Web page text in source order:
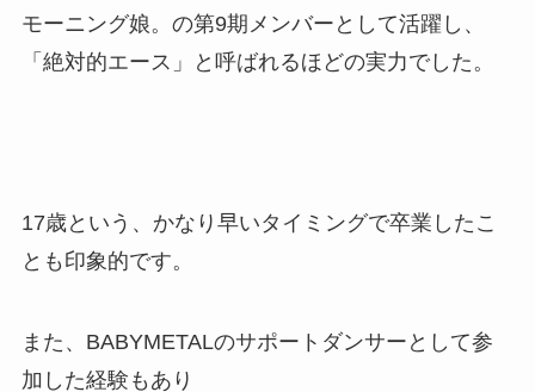
モーニング娘。の第9期メンバーとして活躍し、
「絶対的エース」と呼ばれるほどの実力でした。
17歳という、かなり早いタイミングで卒業したこ
とも印象的です。
また、BABYMETALのサポートダンサーとして参
加した経験もあり